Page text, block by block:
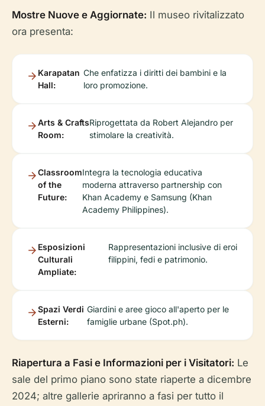
Mostre Nuove e Aggiornate: Il museo rivitalizzato
ora presenta:
Karapatan
Hall:
Che enfatizza i diritti dei bambini e la
loro promozione.
Arts & Crafts
Room:
Riprogettata da Robert Alejandro per
stimolare la creatività.
Classroom
of the
Future:
Integra la tecnologia educativa
moderna attraverso partnership con
Khan Academy e Samsung (Khan
Academy Philippines).
Esposizioni
Culturali
Ampliate:
Rappresentazioni inclusive di eroi
filippini, fedi e patrimonio.
Spazi Verdi
Esterni:
Giardini e aree gioco all'aperto per le
famiglie urbane (Spot.ph).
Riapertura a Fasi e Informazioni per i Visitatori: Le
sale del primo piano sono state riaperte a dicembre
2024; altre gallerie apriranno a fasi per tutto il